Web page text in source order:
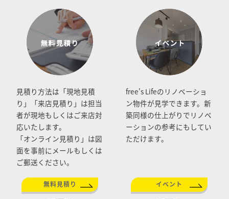
見積り方法は「現地見積
り」「来店見積り」は担当
者が現地もしくはご来店対
応いたします。
「オンライン見積り」は図
面を事前にメールもしくは
ご郵送ください。
無料見積り
free's Lifeのリノベーショ
ン物件が見学できます。新
築同様の仕上がりでリノベ
ーションの参考にもしてい
ただけます。
イベント